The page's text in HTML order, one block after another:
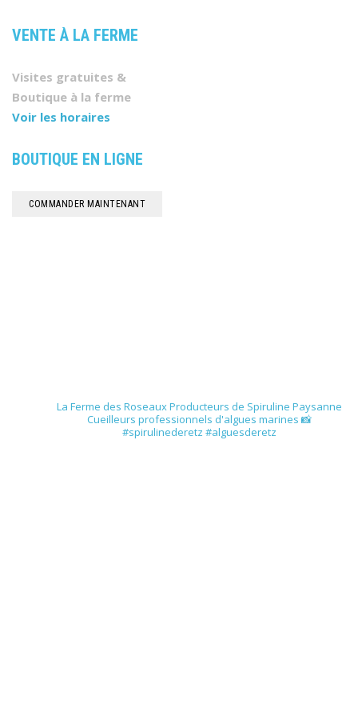
VENTE À LA FERME
Visites gratuites &
Boutique à la ferme
Voir les horaires
BOUTIQUE EN LIGNE
COMMANDER MAINTENANT
La Ferme des RoseauxProducteurs de Spiruline Paysanne
Cueilleurs professionnels d'algues marines 📸
#spirulinederetz #alguesderetz